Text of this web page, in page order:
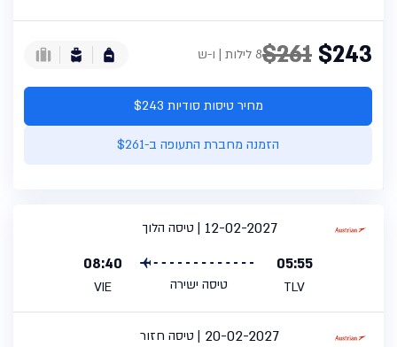
$243
$2618 לילות | ו-ש
מחיר טיסות סודיות $243
הזמנה מחברת התעופה ב-$261
טיסה הלוך
12-02-2027
05:55
TLV טיסה ישירה
08:40
VIE
טיסה חזור
20-02-2027